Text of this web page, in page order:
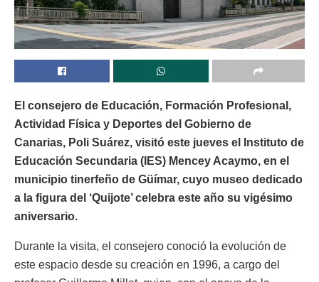
El consejero de Educación, Formación Profesional,
Actividad Física y Deportes del Gobierno de
Canarias, Poli Suárez, visitó este jueves el Instituto de
Educación Secundaria (IES) Mencey Acaymo, en el
municipio tinerfeño de Güímar, cuyo museo dedicado
a la figura del ‘Quijote’ celebra este año su vigésimo
aniversario.
Durante la visita, el consejero conoció la evolución de
este espacio desde su creación en 1996, a cargo del